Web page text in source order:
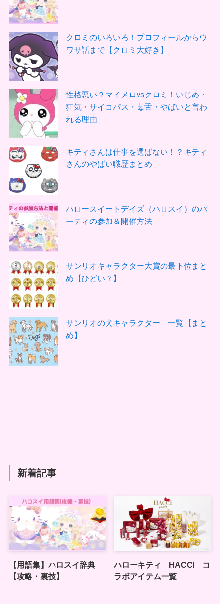
クロミのいろいろ！プロフィールからウ
ワサ話まで【クロミ大好き】
性格悪い？マイメロvsクロミ！いじめ・
狂気・サイコパス・毒舌・やばいと言わ
れる理由
キティさんは仕事を選ばない！？キティ
さんのやばい職歴まとめ
ハロースイートデイズ（ハロスイ）のパ
ーティの参加＆開催方法
サンリオキャラクター大賞の最下位まと
め【ひどい？】
サンリオの犬キャラクター 一覧【まと
め】
新着記事
【用語集】ハロスイ辞典
【攻略・裏技】
ハローキティ HACCI コ
ラボアイテム一覧